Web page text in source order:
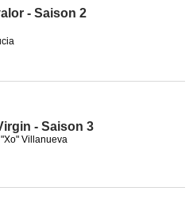
- Saison 2
- Saison 3
Villanueva